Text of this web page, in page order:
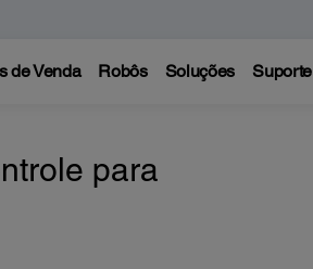
de Venda Robôs Soluções Suporte
para